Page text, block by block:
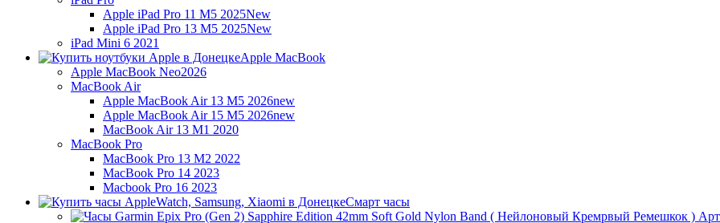
Apple iPad Pro 11 M5 2025New
Apple iPad Pro 13 M5 2025New
iPad Mini 6 2021
Apple MacBook
Apple MacBook Neo2026
MacBook Air
Apple MacBook Air 13 M5 2026new
Apple MacBook Air 15 M5 2026new
MacBook Air 13 M1 2020
MacBook Pro
MacBook Pro 13 M2 2022
MacBook Pro 14 2023
Macbook Pro 16 2023
Смарт часы